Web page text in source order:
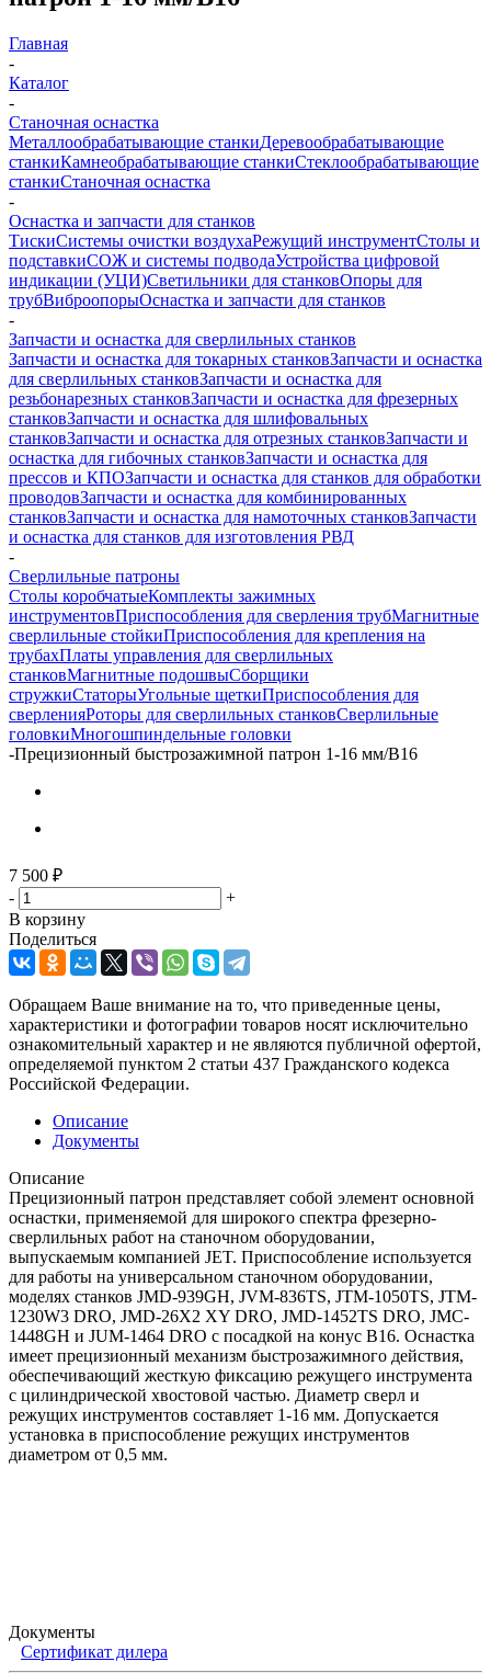
Главная
-
Каталог
-
Станочная оснастка
Металлообрабатывающие станкиДеревообрабатывающие
станкиКамнеобрабатывающие станкиСтеклообрабатывающие
станкиСтаночная оснастка
-
Оснастка и запчасти для станков
ТискиСистемы очистки воздухаРежущий инструментСтолы и
подставкиСОЖ и системы подводаУстройства цифровой
индикации (УЦИ)Светильники для станковОпоры для
трубВиброопорыОснастка и запчасти для станков
-
Запчасти и оснастка для сверлильных станков
Запчасти и оснастка для токарных станковЗапчасти и оснастка
для сверлильных станковЗапчасти и оснастка для
резьбонарезных станковЗапчасти и оснастка для фрезерных
станковЗапчасти и оснастка для шлифовальных
станковЗапчасти и оснастка для отрезных станковЗапчасти и
оснастка для гибочных станковЗапчасти и оснастка для
прессов и КПОЗапчасти и оснастка для станков для обработки
проводовЗапчасти и оснастка для комбинированных
станковЗапчасти и оснастка для намоточных станковЗапчасти
и оснастка для станков для изготовления РВД
-
Сверлильные патроны
Столы коробчатыеКомплекты зажимных
инструментовПриспособления для сверления трубМагнитные
сверлильные стойкиПриспособления для крепления на
трубахПлаты управления для сверлильных
станковМагнитные подошвыСборщики
стружкиСтаторыУгольные щеткиПриспособления для
сверленияРоторы для сверлильных станковСверлильные
головкиМногошпиндельные головки
-Прецизионный быстрозажимной патрон 1-16 мм/В16
7 500 ₽
-
+
В корзину
Поделиться
Обращаем Ваше внимание на то, что приведенные цены,
характеристики и фотографии товаров носят исключительно
ознакомительный характер и не являются публичной офертой,
определяемой пунктом 2 статьи 437 Гражданского кодекса
Российской Федерации.
Описание
Документы
Описание
Прецизионный патрон представляет собой элемент основной
оснастки, применяемой для широкого спектра фрезерно-
сверлильных работ на станочном оборудовании,
выпускаемым компанией JET. Приспособление используется
для работы на универсальном станочном оборудовании,
моделях станков JMD-939GH, JVM-836TS, JTM-1050TS, JTM-
1230W3 DRO, JMD-26X2 XY DRO, JMD-1452TS DRO, JMC-
1448GH и JUM-1464 DRO с посадкой на конус В16. Оснастка
имеет прецизионный механизм быстрозажимного действия,
обеспечивающий жесткую фиксацию режущего инструмента
с цилиндрической хвостовой частью. Диаметр сверл и
режущих инструментов составляет 1-16 мм. Допускается
установка в приспособление режущих инструментов
диаметром от 0,5 мм.
Документы
Сертификат дилера